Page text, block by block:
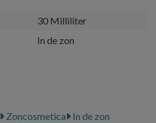
30 Milliliter
In de zon
Zoncosmetica
In de zon